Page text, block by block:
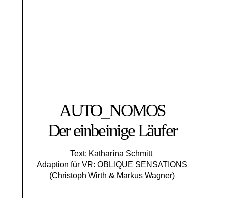
AUTO_NOMOS
Der einbeinige Läufer
Text: Katharina Schmitt
Adaption für VR: OBLIQUE SENSATIONS
(Christoph Wirth & Markus Wagner)